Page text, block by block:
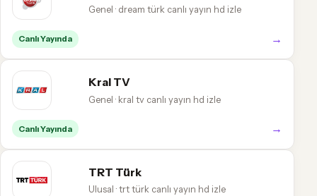
Genel · dream türk canlı yayın hd izle
Canlı Yayında →
Kral TV
Genel · kral tv canlı yayın hd izle
Canlı Yayında →
TRT Türk
Ulusal · trt türk canlı yayın hd izle